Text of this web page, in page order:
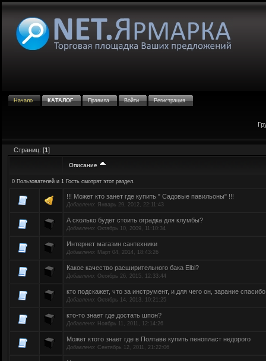
Начало КАТАЛОГ Правила Войти Регистрация
Страниц: [1]
Описание
0 Пользователей и 1 Гость смотрят этот раздел.
!!! Может кто занет где купить " Садовые павильоны" !!!
Добавлено: Январь 29, 2012, 22:11:43
А сколько будет стоить оградка для клумбы?
Добавлено: Октябрь 10, 2009, 11:10:34
Интернет магазин сантехники
Добавлено: Март 04, 2014, 18:43:26
Какое качество расширительного бака Elbi?
Добавлено: Октябрь 26, 2015, 12:33:44
кто подскажет, что за инструмент, и для чего он, зарание спасибо
Добавлено: Октябрь 14, 2013, 10:21:25
кто-то знает где достать шпон?
Добавлено: Ноябрь 11, 2011, 12:14:26
Может ктото знает где в Полтаве купить пенопласт недорого
Добавлено: Сентябрь 12, 2011, 21:22:06